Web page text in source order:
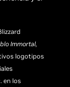
Immortal,
logotipos
en los